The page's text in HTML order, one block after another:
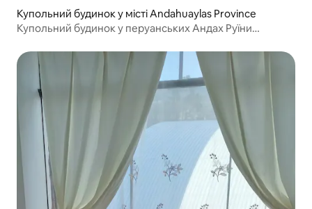
Купольний будинок у місті Andahuaylas Province
Купольний будинок у перуанських Андах Руїни